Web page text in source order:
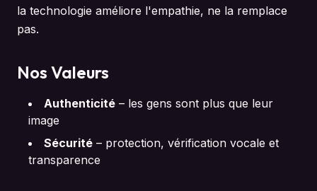
la technologie améliore l'empathie, ne la remplace
pas.
Nos Valeurs
Authenticité – les gens sont plus que leur
image
Sécurité – protection, vérification vocale et
transparence